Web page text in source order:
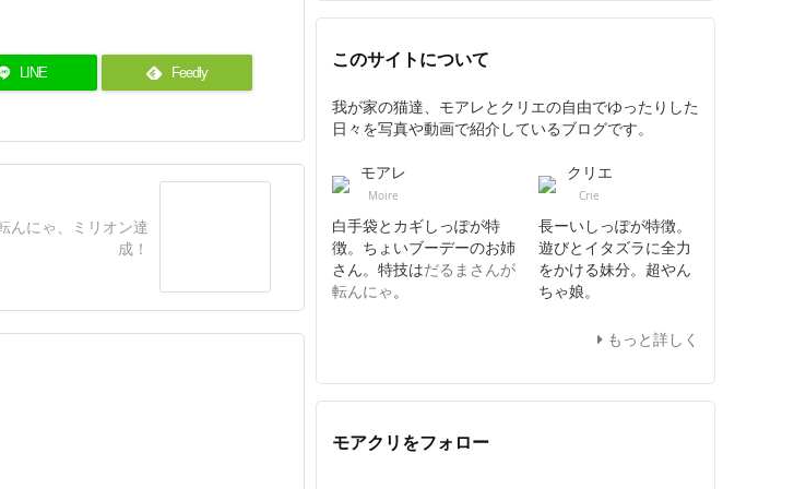
LINE Feedly
んにゃ、ミリオン達
成！
このサイトについて
我が家の猫達、モアレとクリエの自由でゆったりした
日々を写真や動画で紹介しているブログです。
モアレ
Moire
白手袋とカギしっぽが特
徴。ちょいブーデーのお姉
さん。特技はだるまさんが
転んにゃ。
クリエ
Crie
長ーいしっぽが特徴。
遊びとイタズラに全力
をかける妹分。超やん
ちゃ娘。
もっと詳しく
モアクリをフォロー